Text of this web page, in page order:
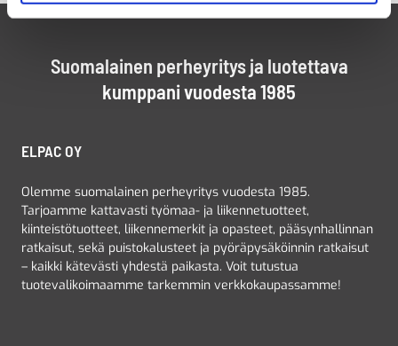
Suomalainen perheyritys ja luotettava
kumppani vuodesta 1985
ELPAC OY
Olemme suomalainen perheyritys vuodesta 1985.
Tarjoamme kattavasti työmaa- ja liikennetuotteet,
kiinteistötuotteet, liikennemerkit ja opasteet, pääsynhallinnan
ratkaisut, sekä puistokalusteet ja pyöräpysäköinnin ratkaisut
– kaikki kätevästi yhdestä paikasta. Voit tutustua
tuotevalikoimaamme tarkemmin verkkokaupassamme!